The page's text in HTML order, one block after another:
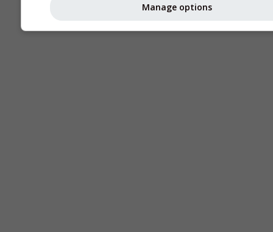
Manage options